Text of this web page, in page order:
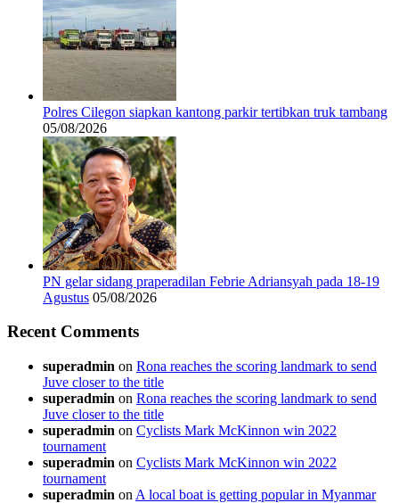
Polres Cilegon siapkan kantong parkir tertibkan truk tambang
05/08/2026
PN gelar sidang praperadilan Febrie Adriansyah pada 18-19
Agustus 05/08/2026
Recent Comments
superadmin on Rona reaches the scoring landmark to send
Juve closer to the title
superadmin on Rona reaches the scoring landmark to send
Juve closer to the title
superadmin on Cyclists Mark McKinnon win 2022
tournament
superadmin on Cyclists Mark McKinnon win 2022
tournament
superadmin on A local boat is getting popular in Myanmar